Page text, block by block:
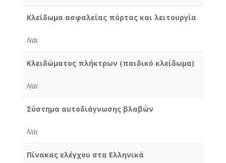
Κλείδωμα ασφαλείας πόρτας και λειτουργία
Ναι
Κλειδώματος πλήκτρων (παιδικό κλείδωμα)
Ναι
Σύστημα αυτοδιάγνωσης βλαβών
Ναι
Πίνακας ελέγχου στα Ελληνικά